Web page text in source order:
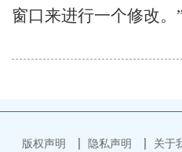
窗口来进行一个修改。
版权声明 隐私声明 关于